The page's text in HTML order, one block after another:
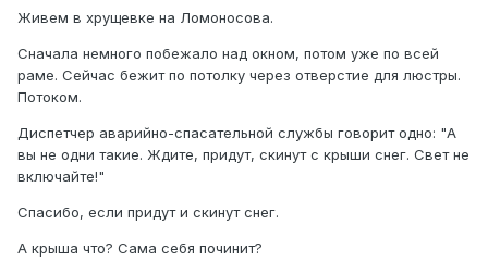
Живем в хрущевке на Ломоносова.
Сначала немного побежало над окном, потом уже по всей
раме. Сейчас бежит по потолку через отверстие для люстры.
Потоком.
Диспетчер аварийно-спасательной службы говорит одно: "А
вы не одни такие. Ждите, придут, скинут с крыши снег. Свет не
включайте!"
Спасибо, если придут и скинут снег.
А крыша что? Сама себя починит?